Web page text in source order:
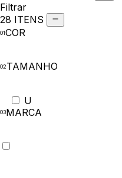
Filtrar
28 ITENS
COR
TAMANHO
U
MARCA